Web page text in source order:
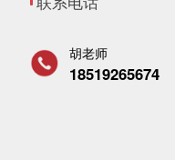
胡老师
18519265674